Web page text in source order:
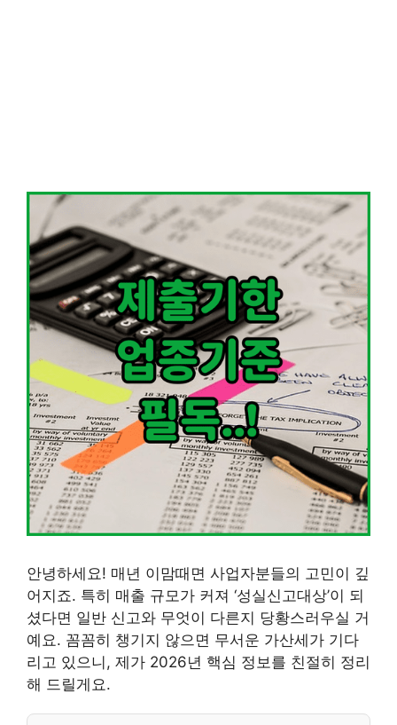
안녕하세요! 매년 이맘때면 사업자분들의 고민이 깊
어지죠. 특히 매출 규모가 커져 ‘성실신고대상’이 되
셨다면 일반 신고와 무엇이 다른지 당황스러우실 거
예요. 꼼꼼히 챙기지 않으면 무서운 가산세가 기다
리고 있으니, 제가 2026년 핵심 정보를 친절히 정리
해 드릴게요.